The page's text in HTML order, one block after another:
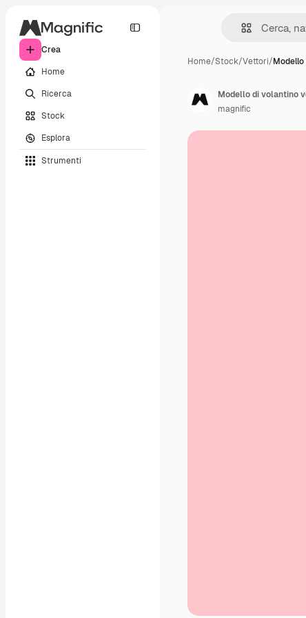
Crea
Home
Ricerca
Stock
Esplora
Strumenti
Home/Stock/Vettori/
Modello di volantino
magnific